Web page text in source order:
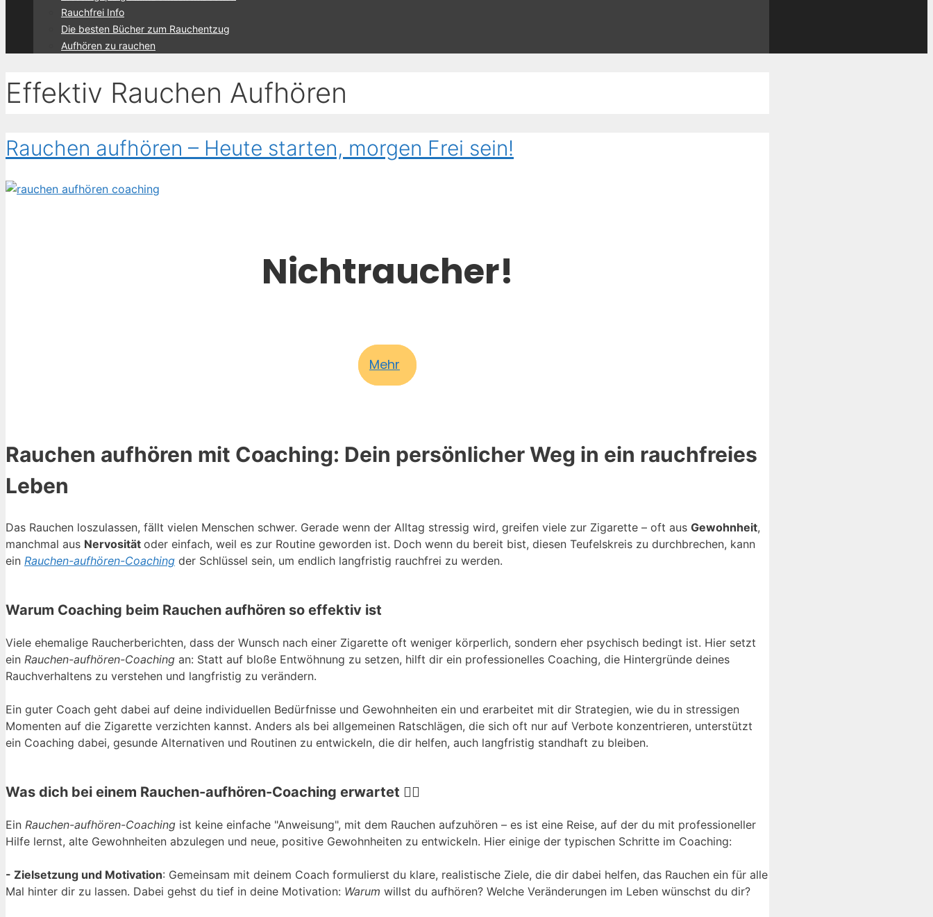
Rauchfrei Info
Die besten Bücher zum Rauchentzug
Aufhören zu rauchen
Effektiv Rauchen Aufhören
Rauchen aufhören – Heute starten, morgen Frei sein!
Nichtraucher!
Mehr
Rauchen aufhören mit Coaching: Dein persönlicher Weg in ein rauchfreies
Leben
Das Rauchen loszulassen, fällt vielen Menschen schwer. Gerade wenn der Alltag stressig wird, greifen viele zur Zigarette – oft aus Gewohnheit,
manchmal aus Nervosität oder einfach, weil es zur Routine geworden ist. Doch wenn du bereit bist, diesen Teufelskreis zu durchbrechen, kann
ein Rauchen-aufhören-Coaching der Schlüssel sein, um endlich langfristig rauchfrei zu werden.
Warum Coaching beim Rauchen aufhören so effektiv ist
Viele ehemalige Raucherberichten, dass der Wunsch nach einer Zigarette oft weniger körperlich, sondern eher psychisch bedingt ist. Hier setzt
ein Rauchen-aufhören-Coaching an: Statt auf bloße Entwöhnung zu setzen, hilft dir ein professionelles Coaching, die Hintergründe deines
Rauchverhaltens zu verstehen und langfristig zu verändern.
Ein guter Coach geht dabei auf deine individuellen Bedürfnisse und Gewohnheiten ein und erarbeitet mit dir Strategien, wie du in stressigen
Momenten auf die Zigarette verzichten kannst. Anders als bei allgemeinen Ratschlägen, die sich oft nur auf Verbote konzentrieren, unterstützt
ein Coaching dabei, gesunde Alternativen und Routinen zu entwickeln, die dir helfen, auch langfristig standhaft zu bleiben.
Was dich bei einem Rauchen-aufhören-Coaching erwartet 🧘‍♂️
Ein Rauchen-aufhören-Coaching ist keine einfache "Anweisung", mit dem Rauchen aufzuhören – es ist eine Reise, auf der du mit professioneller
Hilfe lernst, alte Gewohnheiten abzulegen und neue, positive Gewohnheiten zu entwickeln. Hier einige der typischen Schritte im Coaching:
- Zielsetzung und Motivation: Gemeinsam mit deinem Coach formulierst du klare, realistische Ziele, die dir dabei helfen, das Rauchen ein für alle
Mal hinter dir zu lassen. Dabei gehst du tief in deine Motivation: Warum willst du aufhören? Welche Veränderungen im Leben wünschst du dir?